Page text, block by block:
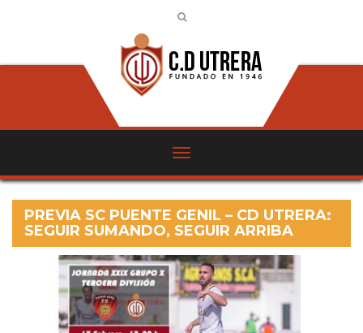
PREVIA SC PUENTE GENIL – CD UTRERA:
SEGUIR SUMANDO, SEGUIR ARRIBA